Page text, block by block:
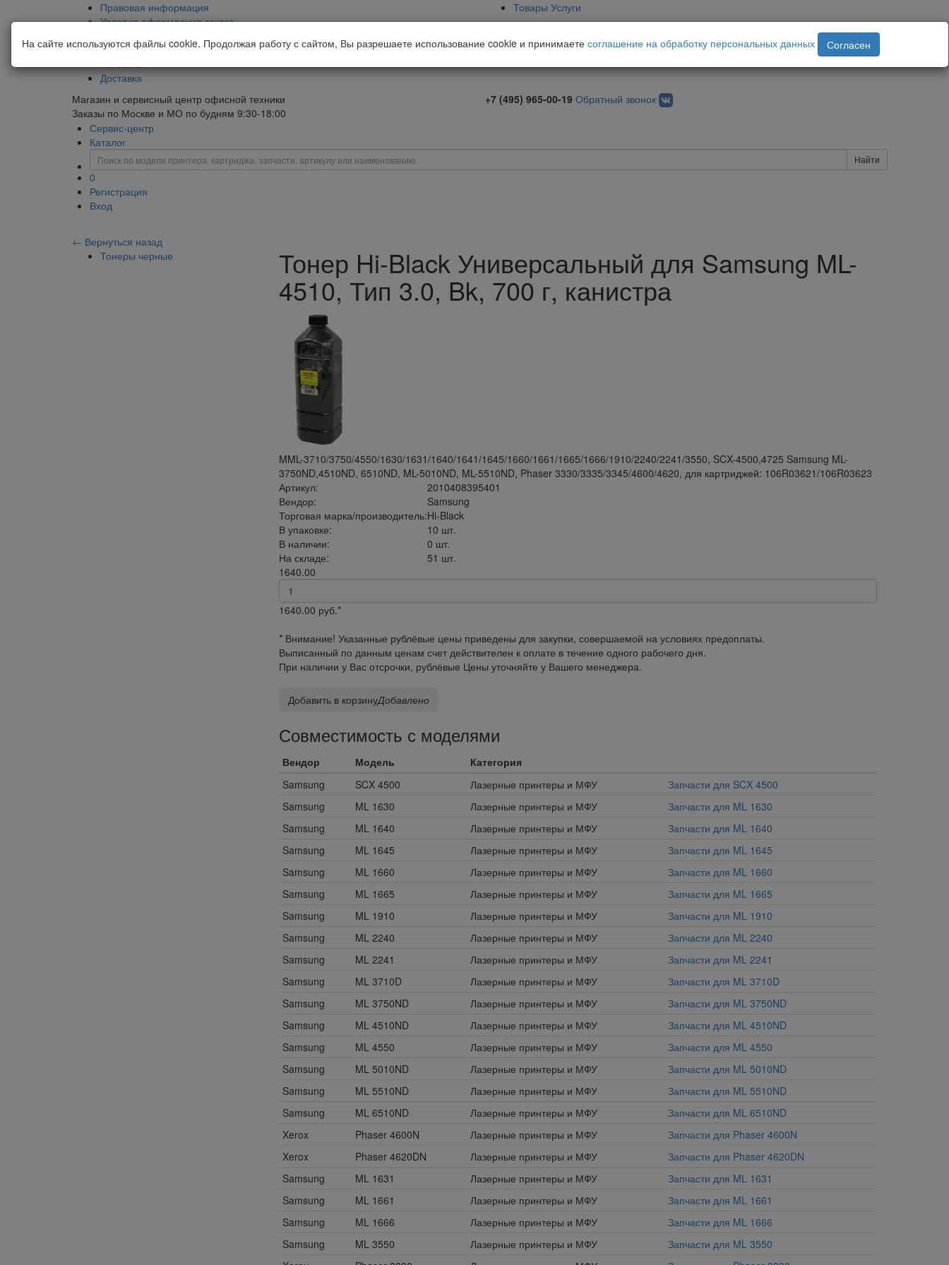
На сайте используются файлы cookie. Продолжая работу с сайтом, Вы разрешаете использование cookie и принимаете соглашение на обработку персональных данных Согласен
Правовая информация
Условия оформления заказа
О компании
Контакты
Доставка
Товары Услуги
Магазин и сервисный центр офисной техники
Заказы по Москве и МО по будням 9:30-18:00
+7 (495) 965-00-19 Обратный звонок
Сервис-центр
Каталог
Найти
0
Регистрация
Вход
← Вернуться назад
Тонеры черные
Тонер Hi-Black Универсальный для Samsung ML-
4510, Тип 3.0, Bk, 700 г, канистра
MML-3710/3750/4550/1630/1631/1640/1641/1645/1660/1661/1665/1666/1910/2240/2241/3550, SCX-4500,4725 Samsung ML-
3750ND,4510ND, 6510ND, ML-5010ND, ML-5510ND, Phaser 3330/3335/3345/4600/4620, для картриджей: 106R03621/106R03623
Артикул:
2010408395401
Вендор:
Samsung
Торговая марка/производитель:Hi-Black
В упаковке:
10 шт.
В наличии:
0 шт.
На складе:
51 шт.
1640.00
1640.00 руб.*
*Внимание! Указанные рублёвые цены приведены для закупки, совершаемой на условиях предоплаты.
Выписанный по данным ценам счет действителен к оплате в течение одного рабочего дня.
При наличии у Вас отсрочки, рублёвые Цены уточняйте у Вашего менеджера.
Добавить в корзинуДобавлено
Совместимость с моделями
Вендор Модель
Категория
Samsung
SCX 4500 Лазерные принтеры и МФУ
Запчасти для SCX 4500
Samsung
ML 1630 Лазерные принтеры и МФУ
Запчасти для ML 1630
Samsung
ML 1640 Лазерные принтеры и МФУ
Запчасти для ML 1640
Samsung
ML 1645 Лазерные принтеры и МФУ
Запчасти для ML 1645
Samsung
ML 1660 Лазерные принтеры и МФУ
Запчасти для ML 1660
Samsung
ML 1665 Лазерные принтеры и МФУ
Запчасти для ML 1665
Samsung
ML 1910 Лазерные принтеры и МФУ
Запчасти для ML 1910
Samsung
ML 2240 Лазерные принтеры и МФУ
Запчасти для ML 2240
Samsung
ML 2241 Лазерные принтеры и МФУ
Запчасти для ML 2241
Samsung
ML 3710D Лазерные принтеры и МФУ
Запчасти для ML 3710D
Samsung
ML 3750ND Лазерные принтеры и МФУ
Запчасти для ML 3750ND
Samsung
ML 4510ND Лазерные принтеры и МФУ
Запчасти для ML 4510ND
Samsung
ML 4550 Лазерные принтеры и МФУ
Запчасти для ML 4550
Samsung
ML 5010ND Лазерные принтеры и МФУ
Запчасти для ML 5010ND
Samsung
ML 5510ND Лазерные принтеры и МФУ
Запчасти для ML 5510ND
Samsung
ML 6510ND Лазерные принтеры и МФУ
Запчасти для ML 6510ND
Xerox
Phaser 4600N Лазерные принтеры и МФУ
Запчасти для Phaser 4600N
Xerox
Phaser 4620DN Лазерные принтеры и МФУ
Запчасти для Phaser 4620DN
Samsung
ML 1631 Лазерные принтеры и МФУ
Запчасти для ML 1631
Samsung
ML 1661 Лазерные принтеры и МФУ
Запчасти для ML 1661
Samsung
ML 1666 Лазерные принтеры и МФУ
Запчасти для ML 1666
Samsung
ML 3550 Лазерные принтеры и МФУ
Запчасти для ML 3550